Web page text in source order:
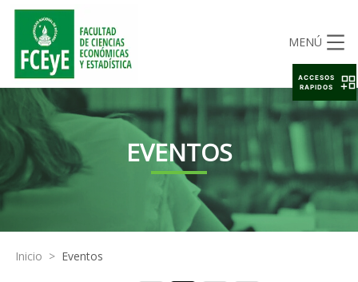
MENÚ
EVENTOS
Inicio > Eventos
ACCESOS
RAPIDOS